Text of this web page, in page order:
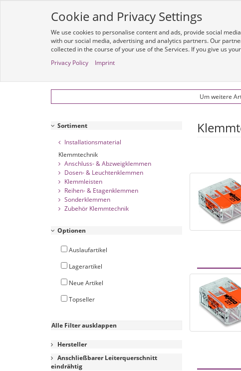
Alle
Um weitere
Sortiment
Installationsmaterial
Klemmtechnik
Anschluss- & Abzweigklemmen
Dosen- & Leuchtenklemmen
Klemmleisten
Reihen- & Etagenklemmen
Sonderklemmen
Zubehör Klemmtechnik
Optionen
Auslaufartikel
Lagerartikel
Neue Artikel
Topseller
Alle Filter ausklappen
Hersteller
Anschließbarer Leiterquerschnitt
eindrähtig
Cookie and Privacy Settings
We use cookies to personalise content and ads, provide social
with our social media, advertising and analytics partners. Our
collected in the course of your use of the Services. If you give us
Privacy Policy
Imprint